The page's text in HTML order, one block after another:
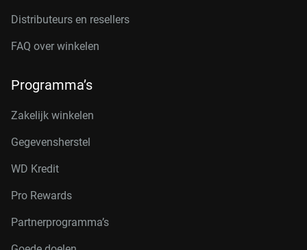
Distributeurs en resellers
FAQ over winkelen
Programma’s
Zakelijk winkelen
Gegevensherstel
WD Kredit
Pro Rewards
Partnerprogramma’s